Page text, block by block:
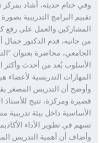
ختام حديثه، أشاد بمركز
البرامج التدريبية بصورة
والعمل على رفع كفاءة
قدم الدكتور جمال أبو
محاضرة بعنوان “التدريس
يُعد من أحدث وأكثر
التدريسية لأعضاء هيئة
أن التدريس المصغر يقوم
ومركزة، تتيح للأستاذ
داخل بيئة تدريبية
في تطوير الأداء الأكاديمي
أن أهمية التدريس المصغر